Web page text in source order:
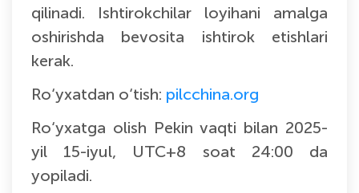
qilinadi. Ishtirokchilar loyihani amalga
oshirishda bevosita ishtirok etishlari
kerak.
Ro‘yxatdan o‘tish: pilcchina.org
Ro‘yxatga olish Pekin vaqti bilan 2025-
yil 15-iyul, UTC+8 soat 24:00 da
yopiladi.